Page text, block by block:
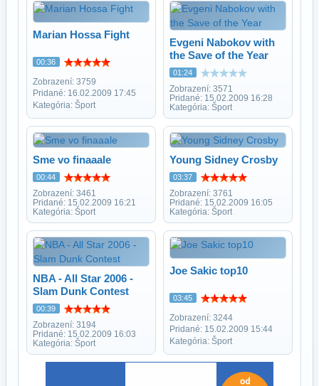
Marian Hossa Fight
00:36
Zobrazení: 3759
Pridané: 16.02.2009 17:45
Kategória: Šport
Evgeni Nabokov with
the Save of the Year
01:24
Zobrazení: 3571
Pridané: 15.02.2009 16:28
Kategória: Šport
Sme vo finaaale
00:44
Zobrazení: 3461
Pridané: 15.02.2009 16:21
Kategória: Šport
Young Sidney Crosby
03:37
Zobrazení: 3761
Pridané: 15.02.2009 16:05
Kategória: Šport
NBA - All Star 2006 -
Slam Dunk Contest
00:39
Zobrazení: 3194
Pridané: 15.02.2009 16:03
Kategória: Šport
Joe Sakic top10
03:45
Zobrazení: 3244
Pridané: 15.02.2009 15:44
Kategória: Šport